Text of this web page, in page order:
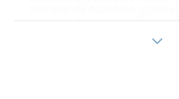
si quiere reforzar esta